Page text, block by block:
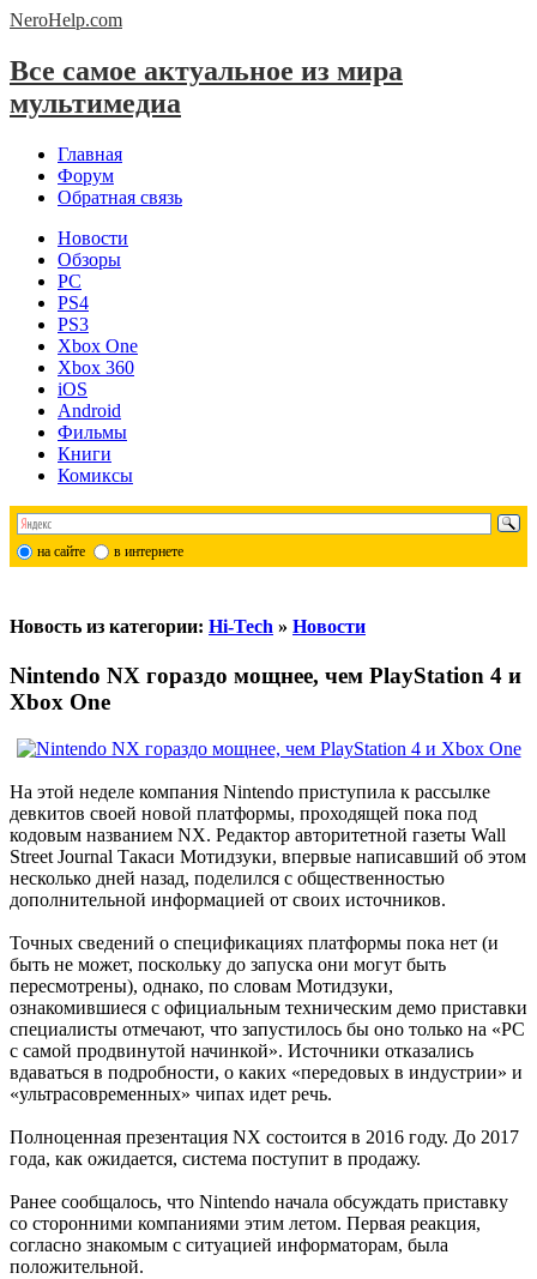
NeroHelp.com
Все самое актуальное из мира
мультимедиа
Главная
Форум
Обратная связь
Новости
Обзоры
PC
PS4
PS3
Xbox One
Xbox 360
iOS
Android
Фильмы
Книги
Комиксы
на сайте в интернете
Новость из категории: Hi-Tech » Новости
Nintendo NX гораздо мощнее, чем PlayStation 4 и
Xbox One
На этой неделе компания Nintendo приступила к рассылке
девкитов своей новой платформы, проходящей пока под
кодовым названием NX. Редактор авторитетной газеты Wall
Street Journal Такаси Мотидзуки, впервые написавший об этом
несколько дней назад, поделился с общественностью
дополнительной информацией от своих источников.
Точных сведений о спецификациях платформы пока нет (и
быть не может, поскольку до запуска они могут быть
пересмотрены), однако, по словам Мотидзуки,
ознакомившиеся с официальным техническим демо приставки
специалисты отмечают, что запустилось бы оно только на «PC
с самой продвинутой начинкой». Источники отказались
вдаваться в подробности, о каких «передовых в индустрии» и
«ультрасовременных» чипах идет речь.
Полноценная презентация NX состоится в 2016 году. До 2017
года, как ожидается, система поступит в продажу.
Ранее сообщалось, что Nintendo начала обсуждать приставку
со сторонними компаниями этим летом. Первая реакция,
согласно знакомым с ситуацией информаторам, была
положительной.